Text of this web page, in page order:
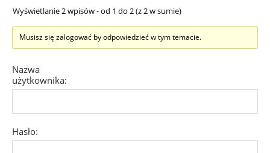
Wyświetlanie 2 wpisów - od 1 do 2 (z 2 w sumie)
Musisz się zalogować by odpowiedzieć w tym temacie.
Nazwa
użytkownika:
Hasło: